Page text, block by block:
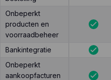
Onbeperkt
producten en
voorraadbeheer
Bankintegratie
Onbeperkt
aankoopfacturen